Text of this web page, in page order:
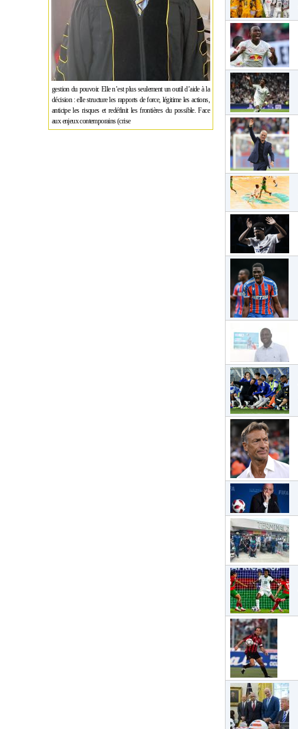
gestion du pouvoir. Elle n’est plus seulement un outil d’aide à la
décision : elle structure les rapports de force, légitime les actions,
anticipe les risques et redéfinit les frontières du possible. Face
aux enjeux contemporains (crise